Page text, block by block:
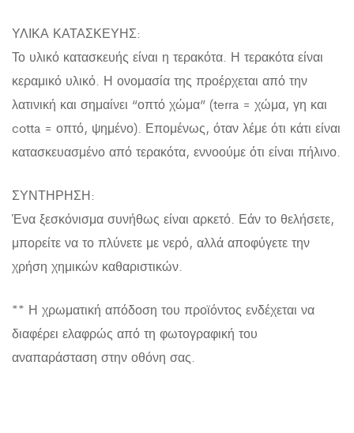
ΥΛΙΚΑ ΚΑΤΑΣΚΕΥΗΣ:
Το υλικό κατασκευής είναι η τερακότα. Η τερακότα είναι
κεραμικό υλικό. Η ονομασία της προέρχεται από την
λατινική και σημαίνει “οπτό χώμα” (terra = χώμα, γη και
cotta = οπτό, ψημένο). Επομένως, όταν λέμε ότι κάτι είναι
κατασκευασμένο από τερακότα, εννοούμε ότι είναι πήλινο.
ΣΥΝΤΗΡΗΣΗ:
Ένα ξεσκόνισμα συνήθως είναι αρκετό. Εάν το θελήσετε,
μπορείτε να το πλύνετε με νερό, αλλά αποφύγετε την
χρήση χημικών καθαριστικών.
** Η χρωματική απόδοση του προϊόντος ενδέχεται να
διαφέρει ελαφρώς από τη φωτογραφική του
αναπαράσταση στην οθόνη σας.